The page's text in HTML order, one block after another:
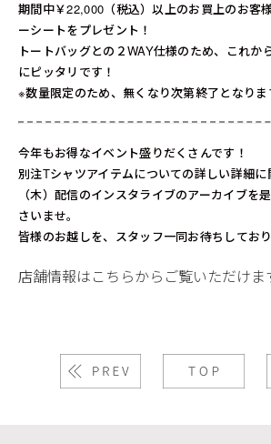
期間中￥22,000（税込）以上のお買上のお客
ーシートをプレゼント！
トートバッグとの２WAY仕様のため、これか
にピッタリです！
※数量限定のため、無くなり次第終了となりま
今年もお得なイベント盛りだくさんです！
別注Tシャツアイテムについての詳しい詳細
（木）配信のインスタライブのアーカイブを
さいませ。
皆様のお越しを、スタッフ一同お待ちしており
店舗情報はこちらからご覧いただけま